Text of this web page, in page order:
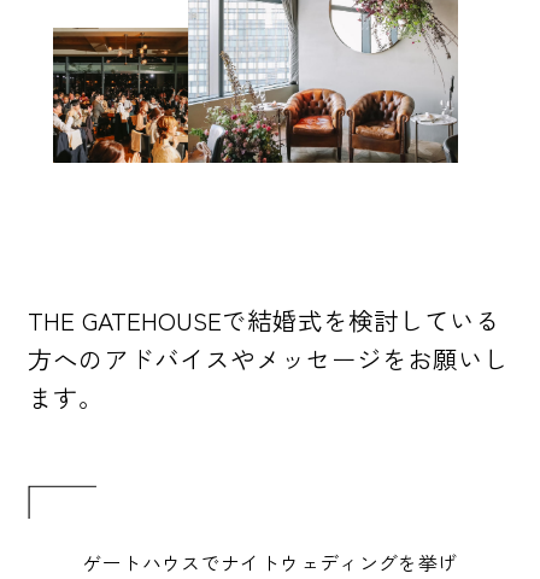
THE GATEHOUSEで結婚式を検討している
方へのアドバイスやメッセージをお願いし
ます。
ゲートハウスでナイトウェディングを挙げ